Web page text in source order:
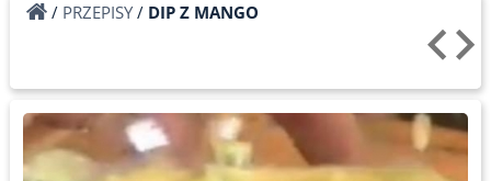
/ PRZEPISY/ DIP Z MANGO